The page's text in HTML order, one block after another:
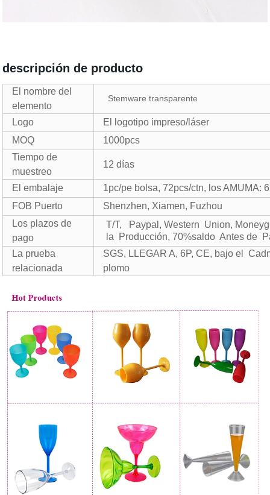
descripción de producto
El nombre del
elemento
Stemware transparente
Logo
El logotipo impreso/láser
MOQ
1000pcs
Tiempo de
muestreo
12 días
El embalaje
1pc/pe bolsa, 72pcs/ctn, los AMUMA:
FOB Puerto
Shenzhen, Xiamen, Fuzhou
Los plazos de
pago
T/T, Paypal, Western Union,
la Producción, 70%saldo Antes de
La prueba
relacionada
SGS, LLEGAR A, 6P, CE, bajo el
plomo